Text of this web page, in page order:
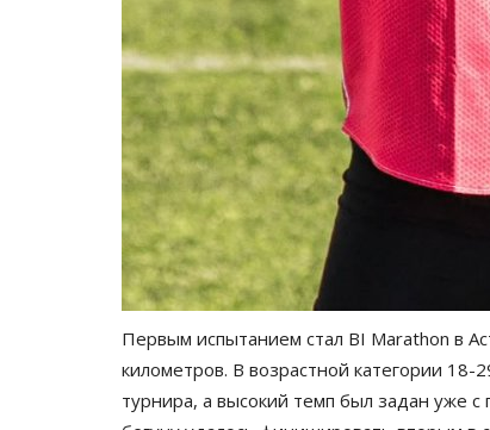
Первым испытанием стал BI Marathon в
километров. В возрастной категории 18-
турнира, а высокий темп был задан уже